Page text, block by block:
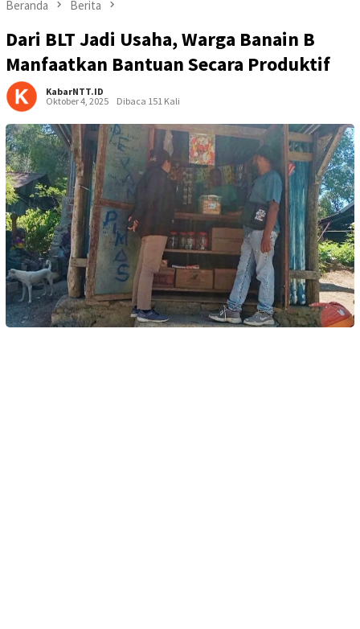
Beranda Berita
Dari BLT Jadi Usaha, Warga Banain B
Manfaatkan Bantuan Secara Produktif
KabarNTT.ID
Oktober 4, 2025
Dibaca 151 Kali